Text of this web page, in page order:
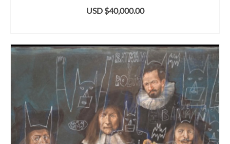
USD $40,000.00